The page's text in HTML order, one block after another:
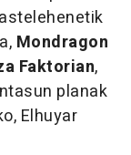
Mondragon
Faktorian,
planak
Elhuyar